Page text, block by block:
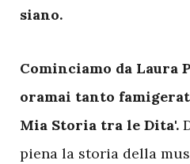
siano.
Cominciamo da Laura
oramai tanto
Mia Storia tra le Dita'.
piena la storia della